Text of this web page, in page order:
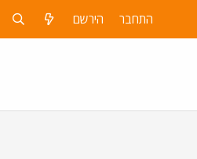
התחבר הירשם